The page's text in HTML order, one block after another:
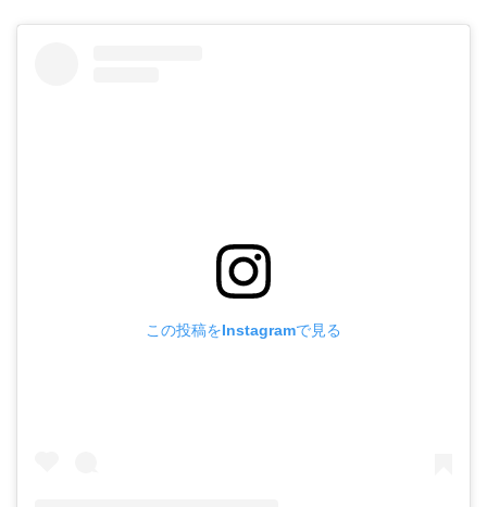
この投稿をInstagramで見る